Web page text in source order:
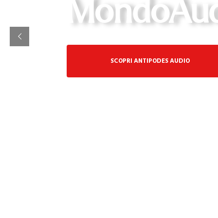
SCOPRI ANTIPODES AUDIO